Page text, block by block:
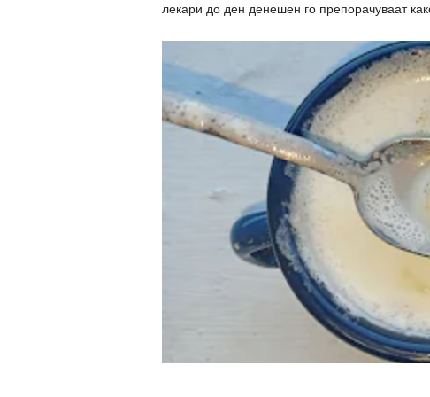
лекари до ден денешен го препорачуваат